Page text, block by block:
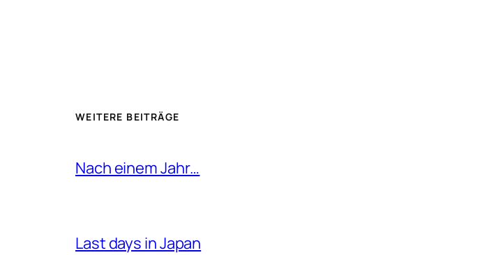
WEITERE BEITRÄGE
Nach einem Jahr…
Last days in Japan